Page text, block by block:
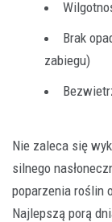
Brak
zabiegu)
Nie zaleca się
silnego
poparzenia roślin
Najlepszą porą